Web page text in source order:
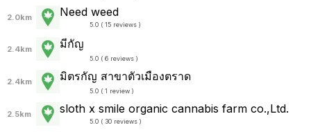
2.0km Need weed
5.0 ( 15 reviews )
2.4km มีกัญ
5.0 ( 6 reviews )
2.4km มิตรกัญ สาขาตัวเมืองตราด
5.0 ( 1 review )
2.5km sloth x smile organic cannabis farm co.,Ltd.
5.0 ( 30 reviews )